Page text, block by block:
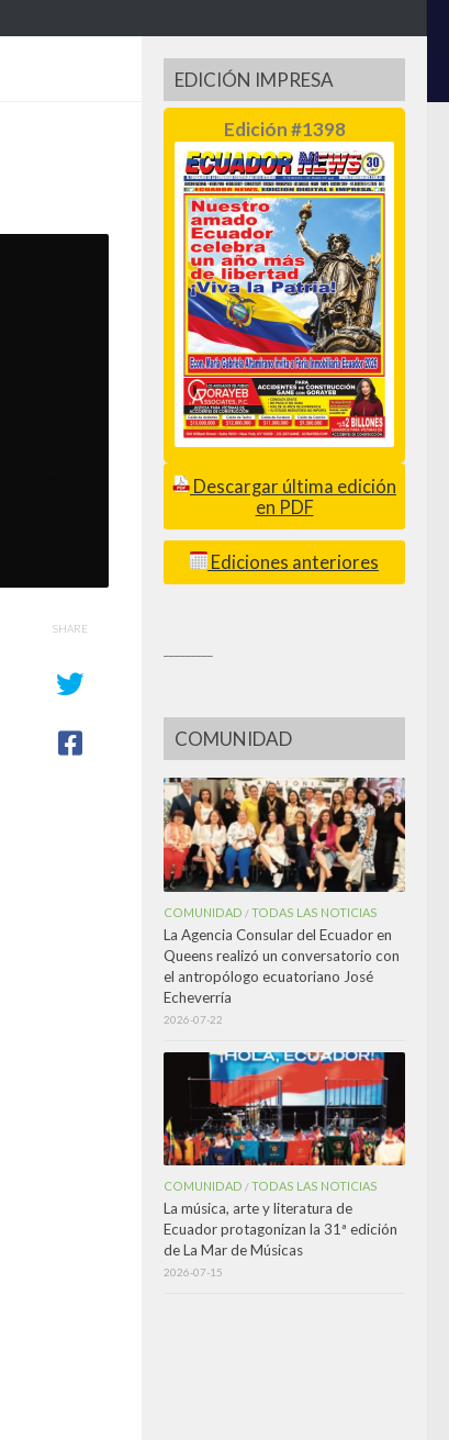
SHARE
EDICIÓN IMPRESA
Edición #1398
Descargar última edición
en PDF
Ediciones anteriores
COMUNIDAD
COMUNIDAD /TODAS LAS NOTICIAS
La Agencia Consular del Ecuador en
Queens realizó un conversatorio con
el antropólogo ecuatoriano José
Echeverría
2026-07-22
COMUNIDAD /TODAS LAS NOTICIAS
La música, arte y literatura de
Ecuador protagonizan la 31ª edición
de La Mar de Músicas
2026-07-15